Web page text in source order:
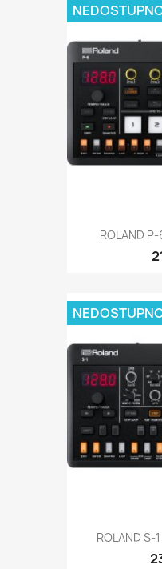
ROLAND
ROLAND S-